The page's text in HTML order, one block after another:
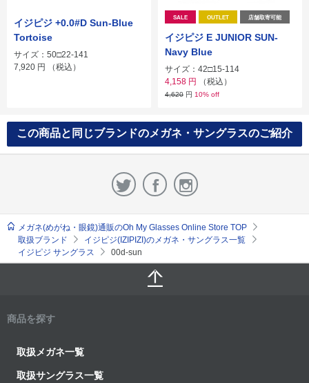
イジピジ +0.0#D Sun-Blue
Tortoise
サイズ：50□22-141
7,920 円 （税込）
SALE OUTLET 店舗取寄可能
イジピジ E JUNIOR SUN-
Navy Blue
サイズ：42□15-114
4,158 円 （税込）
4,620 円 10% off
この商品と同じブランドのメガネ・サングラスのご紹介
メガネ(めがね・眼鏡)通販のOh My Glasses Online Store TOP
取扱ブランド
イジピジ(IZIPIZI)のメガネ・サングラス一覧
イジピジ サングラス
00d-sun
商品を探す
取扱メガネ一覧
取扱サングラス一覧